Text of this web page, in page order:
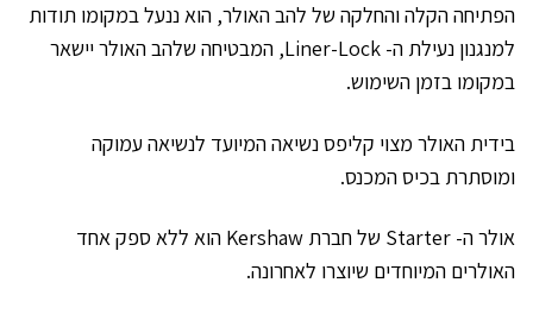
הפתיחה הקלה והחלקה של להב האולר, הוא ננעל במקומו תודות
למנגנון נעילת ה- Liner-Lock, המבטיחה שלהב האולר יישאר
במקומו בזמן השימוש.
בידית האולר מצוי קליפס נשיאה המיועד לנשיאה עמוקה
ומוסתרת בכיס המכנס.
אולר ה- Starter של חברת Kershaw הוא ללא ספק אחד
האולרים המיוחדים שיוצרו לאחרונה.